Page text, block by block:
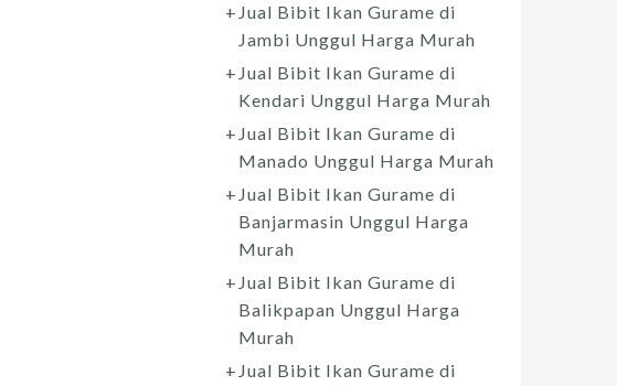
Jual Bibit Ikan Gurame di
Jambi Unggul Harga Murah
Jual Bibit Ikan Gurame di
Kendari Unggul Harga Murah
Jual Bibit Ikan Gurame di
Manado Unggul Harga Murah
Jual Bibit Ikan Gurame di
Banjarmasin Unggul Harga
Murah
Jual Bibit Ikan Gurame di
Balikpapan Unggul Harga
Murah
Jual Bibit Ikan Gurame di